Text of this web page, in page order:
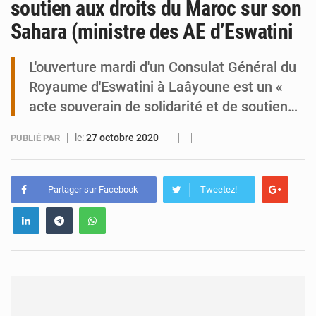
Tibiri : le dialogue, nouveau terrain de jeu pour la paix
soutien aux droits du Maroc sur son
Sahara (ministre des AE d’Eswatini
L'ouverture mardi d'un Consulat Général du
Royaume d'Eswatini à Laâyoune est un «
acte souverain de solidarité et de soutien…
PUBLIÉ PAR le:27 octobre 2020
Partager sur Facebook Tweetez!